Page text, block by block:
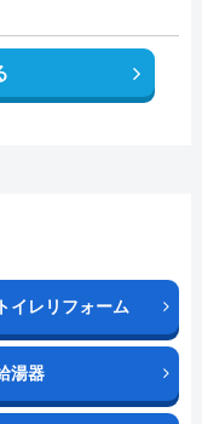
トイレリフォーム
湯器